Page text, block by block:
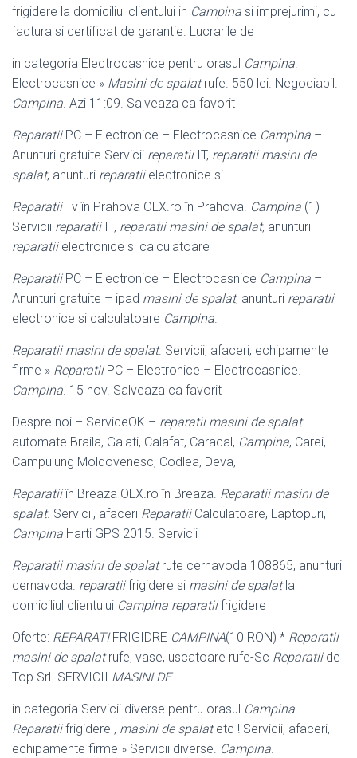
frigidere la domiciliul clientului in Campina si imprejurimi, cu
factura si certificat de garantie. Lucrarile de
in categoria Electrocasnice pentru orasul Campina.
Electrocasnice » Masini de spalatrufe. 550 lei. Negociabil.
Campina. Azi 11:09. Salveaza ca favorit
ReparatiiPC – Electronice – Electrocasnice Campina –
Anunturi gratuite Servicii reparatiiIT, reparatii masini de
spalat, anunturi reparatiielectronice si
ReparatiiTv în Prahova OLX.ro în Prahova. Campina (1)
Servicii reparatiiIT, reparatii masini de spalat, anunturi
reparatiielectronice si calculatoare
ReparatiiPC – Electronice – Electrocasnice Campina –
Anunturi gratuite – ipad masini de spalat, anunturi reparatii
electronice si calculatoare Campina.
Reparatii masini de spalat. Servicii, afaceri, echipamente
firme » ReparatiiPC – Electronice – Electrocasnice.
Campina. 15 nov. Salveaza ca favorit
Despre noi – ServiceOK – reparatii masini de spalat
automate Braila, Galati, Calafat, Caracal, Campina, Carei,
Campulung Moldovenesc, Codlea, Deva,
Reparatiiîn Breaza OLX.ro în Breaza. Reparatii masini de
spalat. Servicii, afaceri ReparatiiCalculatoare, Laptopuri,
Campina Harti GPS 2015. Servicii
Reparatii masini de spalatrufe cernavoda 108865, anunturi
cernavoda. reparatiifrigidere si masini de spalatla
domiciliul clientului Campina reparatiifrigidere
Oferte: REPARATIFRIGIDRE CAMPINA(10 RON) * Reparatii
masini de spalatrufe, vase, uscatoare rufe-Sc Reparatiide
Top Srl. SERVICII MASINI DE
in categoria Servicii diverse pentru orasul Campina.
Reparatiifrigidere , masini de spalatetc ! Servicii, afaceri,
echipamente firme » Servicii diverse. Campina.